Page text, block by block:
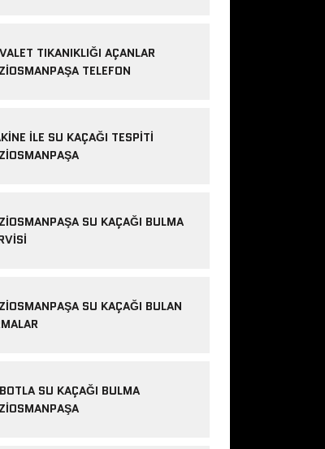
TIKANIKLIĞI AÇANLAR
TELEFON
ILE SU KAÇAĞI TESPITI
SU KAÇAĞI BULMA
SU KAÇAĞI BULAN
SU KAÇAĞI BULMA